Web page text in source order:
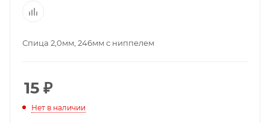
Спица 2,0мм, 246мм с ниппелем
15 ₽
Нет в наличии